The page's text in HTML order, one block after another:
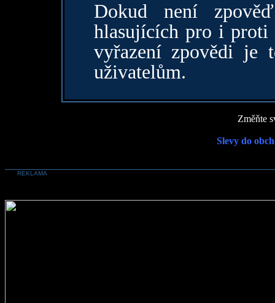
Dokud není
hlasujících pro i proti
vyřazení zpovědi je
uživatelům.
Změňte
Slevy do
REKLAMA